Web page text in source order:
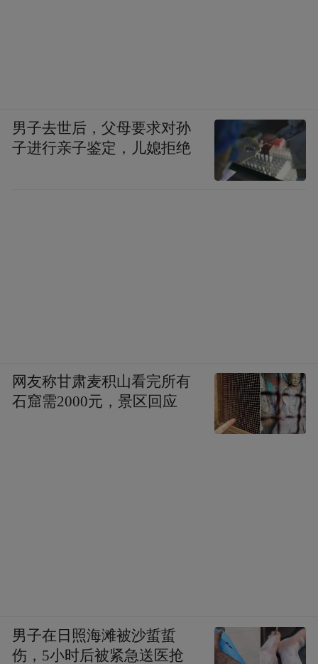
男子去世后，父母要求对孙
子进行亲子鉴定，儿媳拒绝
网友称甘肃麦积山看完所有
石窟需2000元，景区回应
男子在日照海滩被沙蜇蜇
伤，5小时后被紧急送医抢